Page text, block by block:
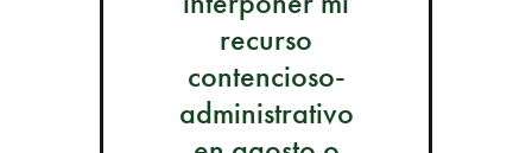
recurso
contencioso-
administrativo